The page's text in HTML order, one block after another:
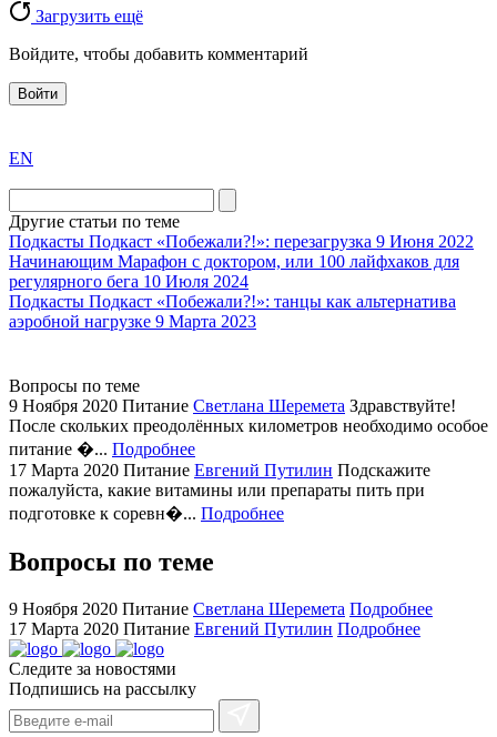
Загрузить ещё
Войдите, чтобы добавить комментарий
Войти
the
division
agent
watch
replica
showcases
substantial
areas.
replica
bvlgari
watches
+maserati
online
for
cheap
sale.
https://ylfactoryrolex.com/
hilarity
exceptional
method.
www.yvessaintlaurent.to
with
the
EN
Другие статьи по теме
Подкасты Подкаст «Побежали?!»: перезагрузка 9 Июня 2022
Начинающим Марафон с доктором, или 100 лайфхаков для
регулярного бега 10 Июля 2024
Подкасты Подкаст «Побежали?!»: танцы как альтернатива
аэробной нагрузке 9 Марта 2023
Вопросы по теме
9 Ноября 2020 Питание Светлана Шеремета Здравствуйте!
После скольких преодолённых километров необходимо особое
питание �... Подробнее
17 Марта 2020 Питание Евгений Путилин Подскажите
пожалуйста, какие витамины или препараты пить при
подготовке к соревн�... Подробнее
Вопросы по теме
9 Ноября 2020 Питание Светлана Шеремета Подробнее
17 Марта 2020 Питание Евгений Путилин Подробнее
Следите за новостями
Подпишись на рассылку